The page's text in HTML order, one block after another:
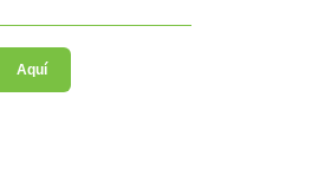
Aquí